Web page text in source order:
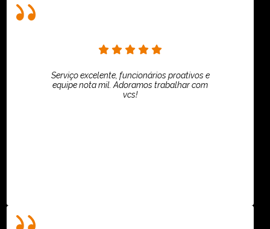
Serviço excelente, funcionários proativos e
equipe nota mil. Adoramos trabalhar com
vcs!